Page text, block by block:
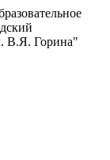
В.Я. Горина"